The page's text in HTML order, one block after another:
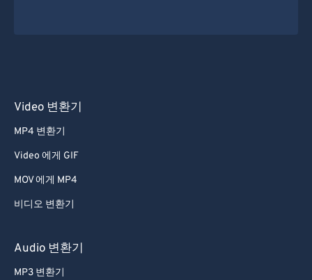
Video 변환기
MP4 변환기
Video 에게 GIF
MOV 에게 MP4
비디오 변환기
Audio 변환기
MP3 변환기